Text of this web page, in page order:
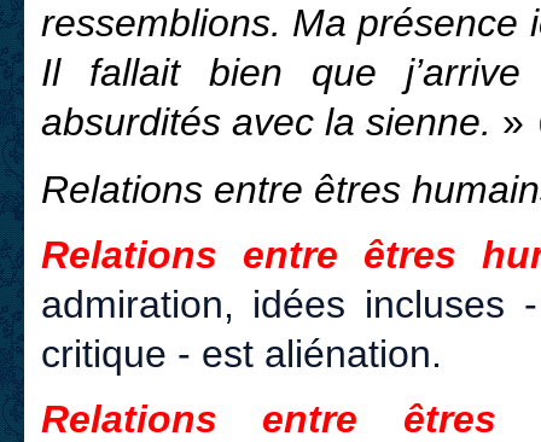
ressemblions. Ma présence
Il fallait bien que
absurdités avec la sienne. »
Relations entre êtres
Relations entre êtres
admiration, idées
critique - est aliénation.
Relations entre êtres